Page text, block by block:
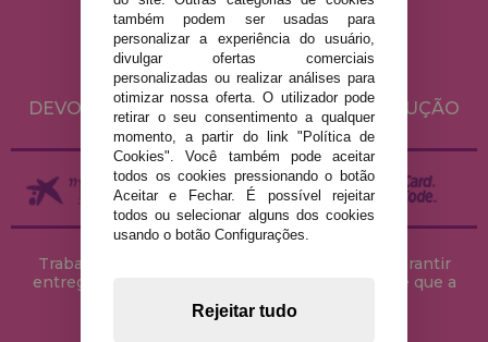
POLÍTICA DE PRIVACIDADE
POLÍTICA DE COOKIES
ENVIO E DEVOLUÇÕES
DEVOLUÇÕES / DIREITO DE LIVRE RESOLUÇÃO
Trabalhamos com stocks permanentes para garantir
entregas rápidas no território peninsular, desde que a
encomenda seja feita até às 18h00.
também podem ser usadas para
personalizar a experiência do usuário,
divulgar ofertas comerciais
personalizadas ou realizar análises para
otimizar nossa oferta. O utilizador pode
retirar o seu consentimento a qualquer
momento, a partir do link "Política de
Cookies". Você também pode aceitar
todos os cookies pressionando o botão
Aceitar e Fechar. É possível rejeitar
todos ou selecionar alguns dos cookies
usando o botão Configurações.
Rejeitar tudo